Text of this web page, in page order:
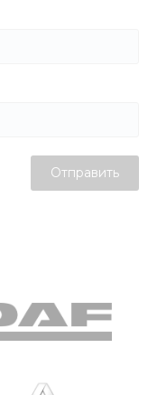
Отправить